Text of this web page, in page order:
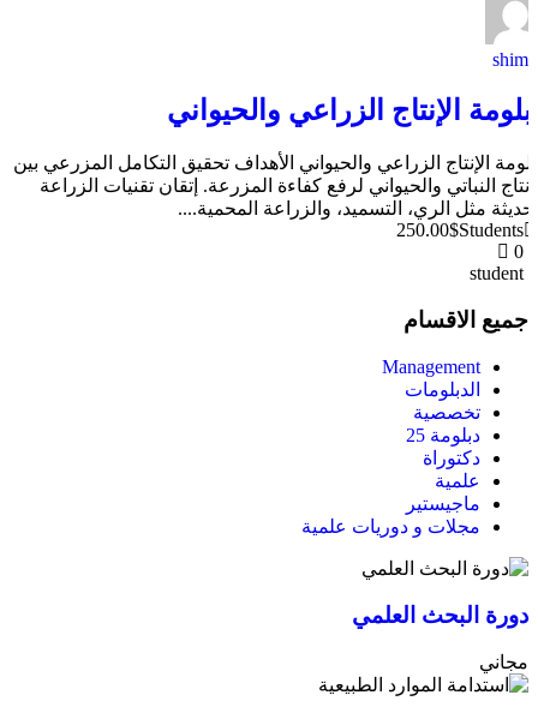
الإنتاج الزراعي والحيواني
الإنتاج الزراعي والحيواني الأهداف تحقيق التكامل المزرعي بين
النباتي والحيواني لرفع كفاءة المزرعة. إتقان تقنيات الزراعة
مثل الري، التسميد، والزراعة المحمية....
Students
0
student
250.00$
جميع الاقسام
Management
الدبلومات
تخصصية
دبلومة 25
دكتوراة
علمية
ماجيستير
مجلات و دوريات علمية
دورة البحث العلمي
مجاني